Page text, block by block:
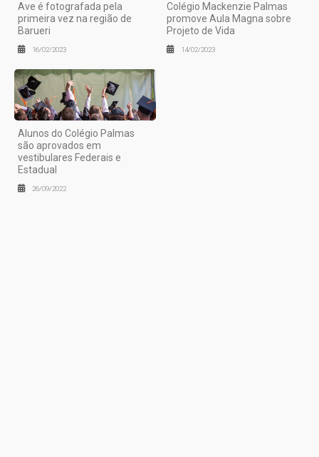
Ave é fotografada pela
primeira vez na região de
Barueri
16/02/2023
Colégio Mackenzie Palmas
promove Aula Magna sobre
Projeto de Vida
14/02/2023
Alunos do Colégio Palmas
são aprovados em
vestibulares Federais e
Estadual
26/09/2022